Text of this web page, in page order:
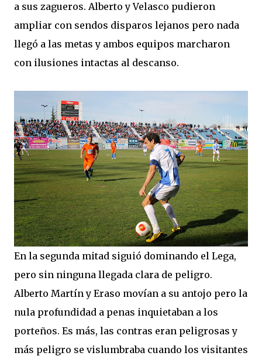
a sus zagueros. Alberto y Velasco pudieron
ampliar con sendos disparos lejanos pero nada
llegó a las metas y ambos equipos marcharon
con ilusiones intactas al descanso.
En la segunda mitad siguió dominando el Lega,
pero sin ninguna llegada clara de peligro.
Alberto Martín y Eraso movían a su antojo pero la
nula profundidad a penas inquietaban a los
porteños. Es más, las contras eran peligrosas y
más peligro se vislumbraba cuando los visitantes